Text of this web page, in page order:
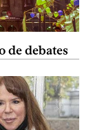
de debates